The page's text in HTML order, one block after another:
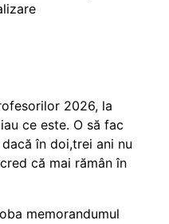
2026, la
ce este. O să fac
în doi,trei ani nu
că mai rămân în
memorandumul